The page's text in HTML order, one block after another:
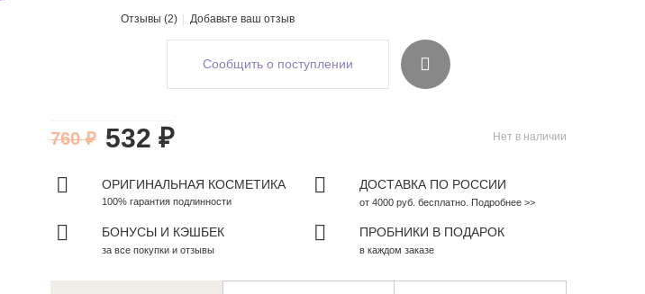
Отзывы (2) Добавьте ваш отзыв
Сообщить о поступлении
Нет в наличии
532 ₽
760 ₽
ОРИГИНАЛЬНАЯ КОСМЕТИКА
100% гарантия подлинности
ДОСТАВКА ПО РОССИИ
от 4000 руб. бесплатно. Подробнее >>
БОНУСЫ И КЭШБЕК
за все покупки и отзывы
ПРОБНИКИ В ПОДАРОК
в каждом заказе